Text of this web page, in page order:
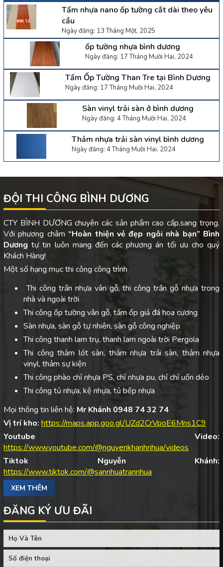
Tấm nhựa nano ốp tường cắt dài theo yêu
cầu
Ngày đăng: 13 Tháng Một, 2025
ốp tường nhựa bình dương
Ngày đăng: 17 Tháng Mười Hai, 2024
Tấm Ốp Tường Than Tre tại Bình Dương
Ngày đăng: 17 Tháng Mười Hai, 2024
Sàn vinyl trải sàn ở bình dương
Ngày đăng: 4 Tháng Mười Hai, 2024
Thảm nhựa trải sàn vinyl bình dương
Ngày đăng: 4 Tháng Mười Hai, 2024
ĐỘI THI CÔNG BÌNH DƯƠNG
CTY BÌNH DƯƠNG chuyên các sản phẩm cao cấp,sang trọng.
Với phương châm “Hoàn thiện vẻ đẹp ngôi nhà bạn” Bình
Dươngtự tin luôn mang đến các phương án tối ưu cho quý
Khách Hàng!
Một số hạng mục thi công công trình
Thi công trần nhựa vân gỗ, thi công trần gỗ nhựa trong
nhà và ngoài trời
Thi công ốp tường vân gỗ, tấm ốp giả đá hoa cương
Sàn nhựa, sàn gỗ tự nhiên, sàn gỗ công nghiệp
Thi công thanh lam trụ, thanh lam ngoài trời Pergola
Thi công thảm lót sàn, thảm nhựa trải sàn, thảm nhựa
vinyl, thảm sự kiện
Thi công phào chỉ nhựa PS, chỉ nhựa pu, chỉ chỉ uốn dẻo
Thi công tủ nhựa, kệ nhựa, tủ bếp nhựa
Mọi thông tin liên hệ: Mr Khánh 0948 74 32 74
Vị trí kho: https://maps.app.goo.gl/UZd2CrVpoE6Mns1C9
Youtube Video:
https://www.youtube.com/@nguyenkhanhnhua/videos
Tiktok Nguyễn Khánh:
https://www.tiktok.com/@sannhuatrannhua
XEM THÊM
ĐĂNG KÝ ƯU ĐÃI